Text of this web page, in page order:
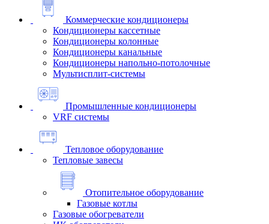
Коммерческие кондиционеры
Кондиционеры кассетные
Кондиционеры колонные
Кондиционеры канальные
Кондиционеры напольно-потолочные
Мультисплит-системы
Промышленные кондиционеры
VRF системы
Тепловое оборудование
Тепловые завесы
Отопительное оборудование
Газовые котлы
Газовые обогреватели